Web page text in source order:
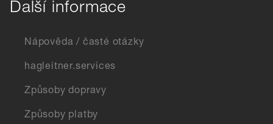
Další informace
Nápověda / časté otázky
hagleitner.services
Způsoby dopravy
Způsoby platby